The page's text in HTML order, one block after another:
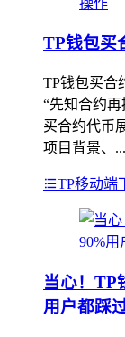
TP钱包买
TP钱包买合
“先知合约
买合约代币
项目背景、...
TP移动端
当心！TP
用户都踩